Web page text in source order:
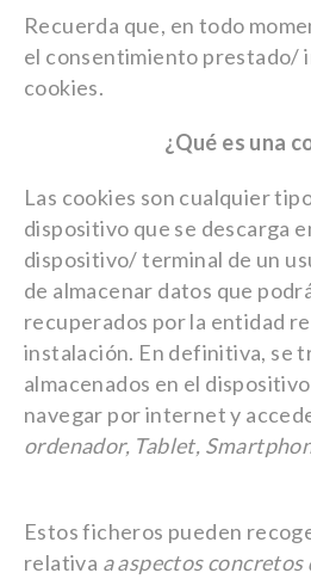
Recuerda que, en todo
el consentimiento prestado/
cookies.
¿Qué es una
Las cookies son cualquier
dispositivo que se descarga
dispositivo/ terminal de un
de almacenar datos que
recuperados por la entidad
instalación. En definitiva, se
almacenados en el
navegar por internet y
ordenador, Tablet,
Estos ficheros pueden
relativa a aspectos concretos